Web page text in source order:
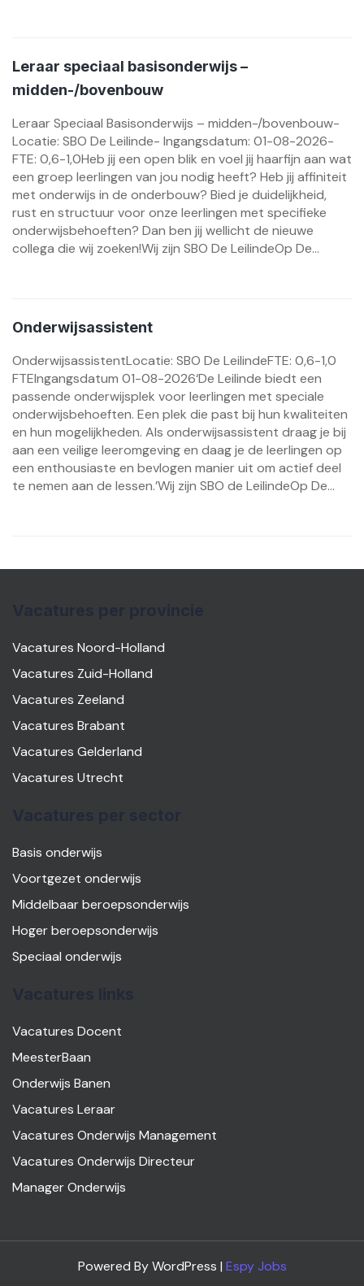
Leraar speciaal basisonderwijs –
midden-/bovenbouw
Leraar Speciaal Basisonderwijs – midden-/bovenbouw-
Locatie: SBO De Leilinde- Ingangsdatum: 01-08-2026-
FTE: 0,6-1,0Heb jij een open blik en voel jij haarfijn aan wat
een groep leerlingen van jou nodig heeft? Heb jij affiniteit
met onderwijs in de onderbouw? Bied je duidelijkheid,
rust en structuur voor onze leerlingen met specifieke
onderwijsbehoeften? Dan ben jij wellicht de nieuwe
collega die wij zoeken!Wij zijn SBO De LeilindeOp De...
Onderwijsassistent
OnderwijsassistentLocatie: SBO De LeilindeFTE: 0,6-1,0
FTEIngangsdatum 01-08-2026‘De Leilinde biedt een
passende onderwijsplek voor leerlingen met speciale
onderwijsbehoeften. Een plek die past bij hun kwaliteiten
en hun mogelijkheden. Als onderwijsassistent draag je bij
aan een veilige leeromgeving en daag je de leerlingen op
een enthousiaste en bevlogen manier uit om actief deel
te nemen aan de lessen.’Wij zijn SBO de LeilindeOp De...
Vacatures Noord-Holland
Vacatures Zuid-Holland
Vacatures Zeeland
Vacatures Brabant
Vacatures Gelderland
Vacatures Utrecht
Basis onderwijs
Voortgezet onderwijs
Middelbaar beroepsonderwijs
Hoger beroepsonderwijs
Speciaal onderwijs
Vacatures Docent
MeesterBaan
Onderwijs Banen
Vacatures Leraar
Vacatures Onderwijs Management
Vacatures Onderwijs Directeur
Manager Onderwijs
Powered By WordPress | Espy Jobs